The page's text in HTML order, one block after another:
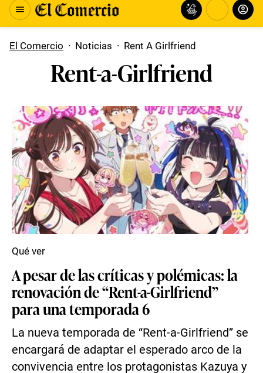
El Comercio · Noticias · Rent A Girlfriend
Rent-a-Girlfriend
A pesar de las críticas y polémicas: la
renovación de “Rent-a-Girlfriend”
para una temporada 6
La nueva temporada de “Rent-a-Girlfriend” se
encargará de adaptar el esperado arco de la
convivencia entre los protagonistas Kazuya y
Qué ver